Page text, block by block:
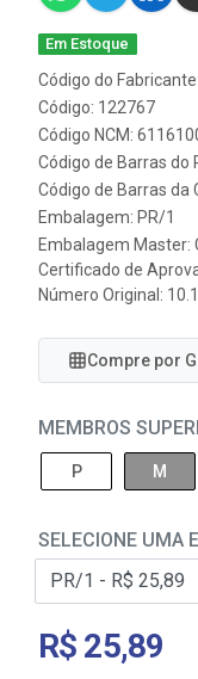
Em Estoque
Código do
Código: 122767
Código NCM:
Código de Barras do
Código de Barras da
Embalagem: PR/1
Embalagem Master:
Certificado de
Número Original:
Compre por
MEMBROS
P M
SELECIONE UMA
R$ 25,89